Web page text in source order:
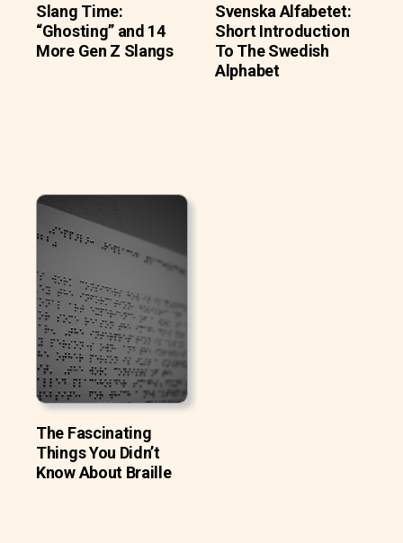
Slang Time:
“Ghosting” and 14
More Gen Z Slangs
Svenska Alfabetet:
Short Introduction
To The Swedish
Alphabet
The Fascinating
Things You Didn’t
Know About Braille